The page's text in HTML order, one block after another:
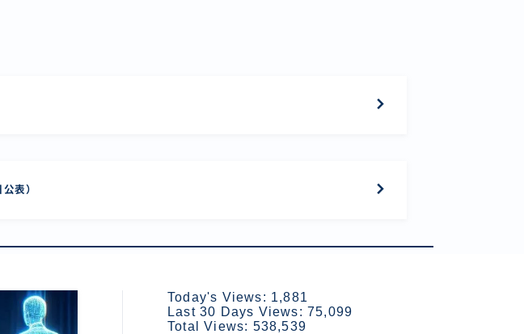
表）
Today's Views: 1,881
Last 30 Days Views: 75,099
Total Views: 538,539